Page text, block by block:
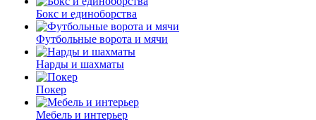
Бокс и единоборства
Футбольные ворота и мячи
Нарды и шахматы
Покер
Мебель и интерьер